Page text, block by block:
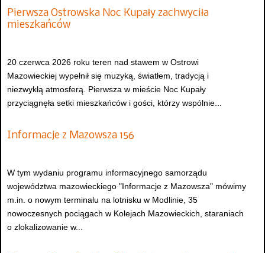
Pierwsza Ostrowska Noc Kupały zachwyciła
mieszkańców
20 czerwca 2026 roku teren nad stawem w Ostrowi
Mazowieckiej wypełnił się muzyką, światłem, tradycją i
niezwykłą atmosferą. Pierwsza w mieście Noc Kupały
przyciągnęła setki mieszkańców i gości, którzy wspólnie...
Informacje z Mazowsza 156
W tym wydaniu programu informacyjnego samorządu
województwa mazowieckiego "Informacje z Mazowsza" mówimy
m.in. o nowym terminalu na lotnisku w Modlinie, 35
nowoczesnych pociągach w Kolejach Mazowieckich, staraniach
o zlokalizowanie w...